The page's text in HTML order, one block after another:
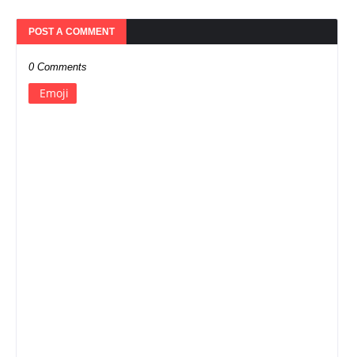
POST A COMMENT
0 Comments
Emoji